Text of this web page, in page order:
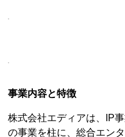
事業内容と特徴
株式会社エディアは、IP
の事業を柱に、総合エン